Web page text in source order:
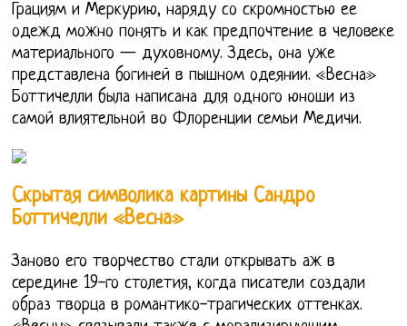
Грациям и Меркурию, наряду со скромностью ее
одежд можно понять и как предпочтение в человеке
материального — духовному. Здесь, она уже
представлена богиней в пышном одеянии. «Весна»
Боттичелли была написана для одного юноши из
самой влиятельной во Флоренции семьи Медичи.
Скрытая символика картины Сандро
Боттичелли «Весна»
Заново его творчество стали открывать аж в
середине 19-го столетия, когда писатели создали
образ творца в романтико-трагических оттенках.